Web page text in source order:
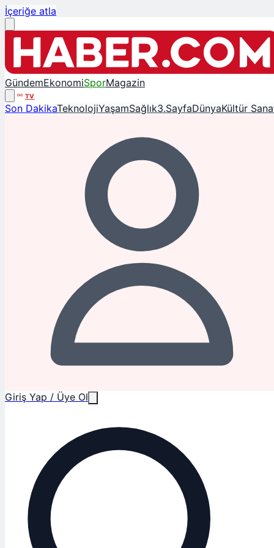
İçeriğe atla
GündemEkonomiSporMagazin
TV
Son DakikaTeknolojiYaşamSağlık3.SayfaDünyaKültür
Giriş Yap / Üye Ol